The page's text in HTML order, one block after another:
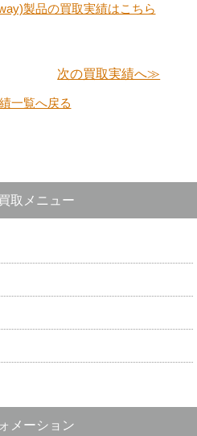
製品の買取実績はこちら
次の買取実績へ≫
一覧へ戻る
取メニュー
メーション